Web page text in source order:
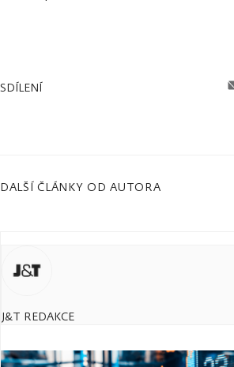
SDÍLENÍ
DALŠÍ ČLÁNKY OD AUTORA
J&T REDAKCE